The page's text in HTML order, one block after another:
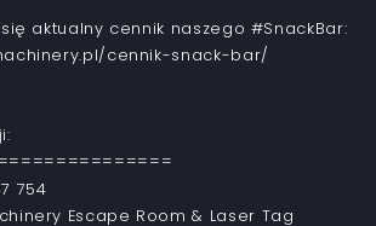
aktualny cennik naszego #SnackBar:
cennik-snack-bar/
754
Escape Room & Laser Tag